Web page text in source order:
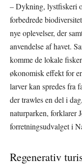
– Dykning, lystfiskeri
forbedrede
nye oplevelser, der
anvendelse af havet.
komme de lokale
økonomisk effekt for
larver kan spredes fra
der trawles en del i
naturparken, forklarer
forretningsudvalget i
Regenerativ